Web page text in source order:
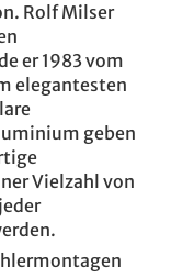
Rolf Milser
er 1983 vom
elegantesten
geben
Vielzahl von